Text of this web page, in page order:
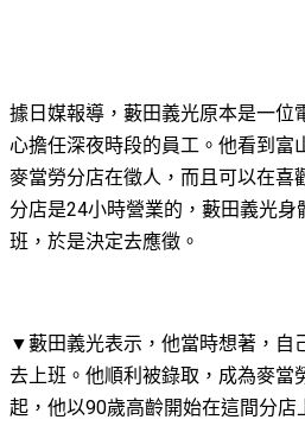
據日媒報導，藪田義光原本是一位
心擔任深夜時段的員工。他看到富
麥當勞分店在徵人，而且可以在喜
分店是24小時營業的，藪田義光身
班，於是決定去應徵。
▼藪田義光表示，他當時想著，自
去上班。他順利被錄取，成為麥當
起，他以90歲高齡開始在這間分店